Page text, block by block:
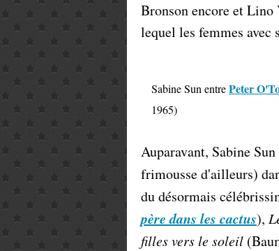
Bronson encore et Lino
lequel les femmes avec
Sabine Sun entrePeter
1965)
Auparavant, Sabine
frimousse d'ailleurs)
du désormais
père dans les cactus),
filles vers le soleil